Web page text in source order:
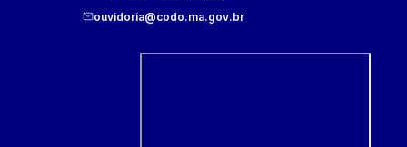
ouvidoria@codo.ma.gov.br